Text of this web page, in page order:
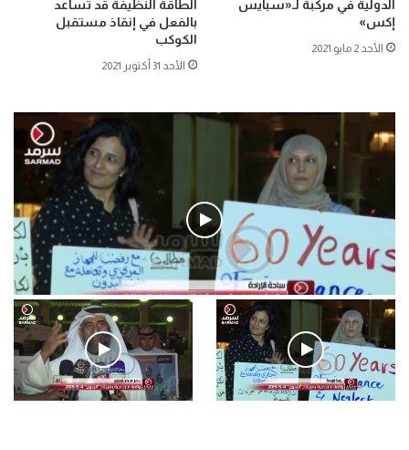
الدولية في مركبة لـ«سبايس
إكس»
الأحد 2 مايو 2021
الطاقة النظيفة قد تساعد
بالفعل في إنقاذ مستقبل
الكوكب
الأحد 31 أكتوبر 2021
فيديو
.وقفة احتجاجية رمزية لـ”#البدون” في ساحة الإرادة 4-5-2019.
الأحد 5 مايو 2019